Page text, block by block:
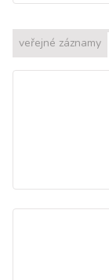
veřejné záznamy